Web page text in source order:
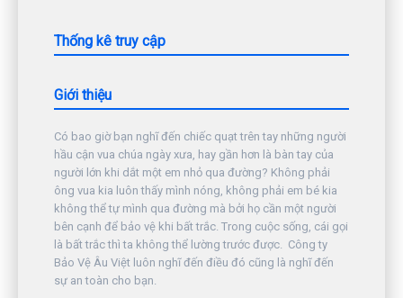
Thống kê truy cập
Giới thiệu
Có bao giờ bạn nghĩ đến chiếc quạt trên tay những người
hầu cận vua chúa ngày xưa, hay gần hơn là bàn tay của
người lớn khi dắt một em nhỏ qua đường? Không phải
ông vua kia luôn thấy mình nóng, không phải em bé kia
không thể tự mình qua đường mà bởi họ cần một người
bên cạnh để bảo vệ khi bất trắc. Trong cuộc sống, cái gọi
là bất trắc thì ta không thể lường trước được. Công ty
Bảo Vệ Âu Việt luôn nghĩ đến điều đó cũng là nghĩ đến
sự an toàn cho bạn.